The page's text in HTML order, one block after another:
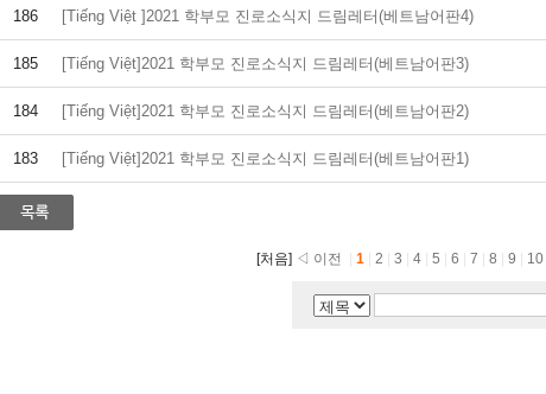
186 [Tiếng Việt ]2021 학부모 진로소식지 드림레터(베트남어판4)
185 [Tiếng Việt]2021 학부모 진로소식지 드림레터(베트남어판3)
184 [Tiếng Việt]2021 학부모 진로소식지 드림레터(베트남어판2)
183 [Tiếng Việt]2021 학부모 진로소식지 드림레터(베트남어판1)
[처음] ◁ 이전 1 2 3 4 5 6 7 8 9 10